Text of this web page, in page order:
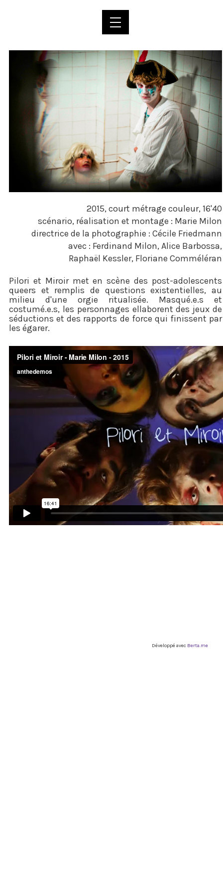
2015, court métrage couleur, 16'40
scénario, réalisation et montage : Marie Milon
directrice de la photographie : Cécile Friedmann
avec : Ferdinand Milon, Alice Barbossa,
Raphaël Kessler, Floriane Comméléran
Pilori et Miroir met en scène des post-adolescents
queers et remplis de questions existentielles, au
milieu d'une orgie ritualisée. Masqué.e.s et
costumé.e.s, les personnages ellaborent des jeux de
séductions et des rapports de force qui finissent par
les égarer.
Développé avec Berta.me